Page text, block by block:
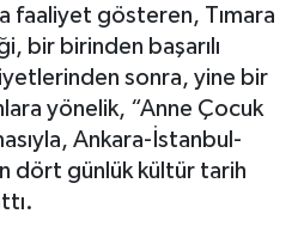
faaliyet gösteren, Tımara
bir birinden başarılı
sonra, yine bir
yönelik, “Anne Çocuk
Ankara-İstanbul-
dört günlük kültür tarih